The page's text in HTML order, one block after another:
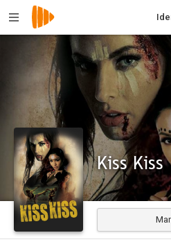
Kiss Kiss